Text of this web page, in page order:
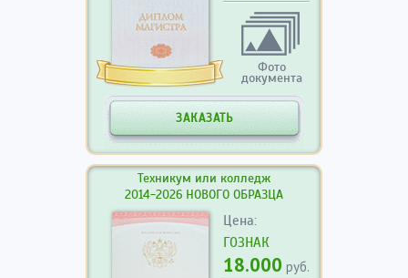
Фото
документа
ЗАКАЗАТЬ
Техникум или колледж
2014-2026 НОВОГО ОБРАЗЦА
Цена:
ГОЗНАК
18.000 руб.